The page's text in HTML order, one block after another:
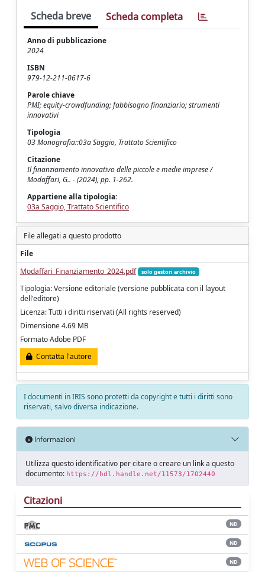
Scheda breve Scheda completa
Anno di pubblicazione
2024
ISBN
979-12-211-0617-6
Parole chiave
PMI; equity-crowdfunding; fabbisogno finanziario; strumenti
innovativi
Tipologia
03 Monografia::03a Saggio, Trattato Scientifico
Citazione
Il finanziamento innovativo delle piccole e medie imprese /
Modaffari, G.. - (2024), pp. 1-262.
Appartiene alla tipologia:
03a Saggio, Trattato Scientifico
File allegati a questo prodotto
File
Modaffari_Finanziamento_2024.pdf
solo gestori archivio
Tipologia: Versione editoriale (versione pubblicata con il layout
dell'editore)
Licenza: Tutti i diritti riservati (All rights reserved)
Dimensione 4.69 MB
Formato Adobe PDF
Contatta l'autore
I documenti in IRIS sono protetti da copyright e tutti i diritti sono
riservati, salvo diversa indicazione.
Informazioni
Utilizza questo identificativo per citare o creare un link a questo
documento: https://hdl.handle.net/11573/1702440
Citazioni
ND
ND
ND